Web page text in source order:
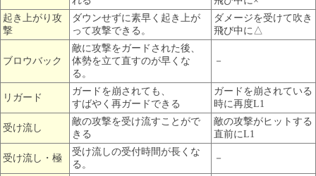
起き上がり攻
撃
ダウンせずに素早く起き上が
って攻撃できる。
ダメージを受けて吹き
飛び中に△
ブロウバック
敵に攻撃をガードされた後、
体勢を立て直すのが早くな
る。
－
リガード
ガードを崩されても、
すばやく再ガードできる
ガードを崩されている
時に再度L1
受け流し
敵の攻撃を受け流すことがで
きる
敵の攻撃がヒットする
直前にL1
受け流し・極
受け流しの受付時間が長くな
る。
－